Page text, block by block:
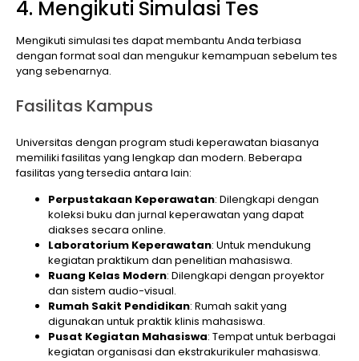
4. Mengikuti Simulasi Tes
Mengikuti simulasi tes dapat membantu Anda terbiasa
dengan format soal dan mengukur kemampuan sebelum tes
yang sebenarnya.
Fasilitas Kampus
Universitas dengan program studi keperawatan biasanya
memiliki fasilitas yang lengkap dan modern. Beberapa
fasilitas yang tersedia antara lain:
Perpustakaan Keperawatan: Dilengkapi dengan
koleksi buku dan jurnal keperawatan yang dapat
diakses secara online.
Laboratorium Keperawatan: Untuk mendukung
kegiatan praktikum dan penelitian mahasiswa.
Ruang Kelas Modern: Dilengkapi dengan proyektor
dan sistem audio-visual.
Rumah Sakit Pendidikan: Rumah sakit yang
digunakan untuk praktik klinis mahasiswa.
Pusat Kegiatan Mahasiswa: Tempat untuk berbagai
kegiatan organisasi dan ekstrakurikuler mahasiswa.